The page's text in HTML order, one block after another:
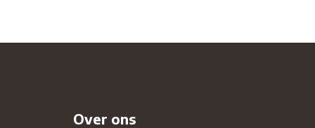
Over ons